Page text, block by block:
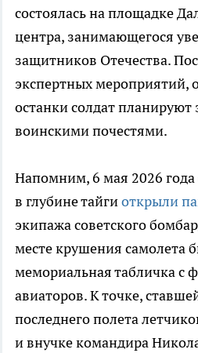
состоялась на площадке
центра, занимающегося
защитников Отечества.
экспертных мероприятий,
останки солдат планируют
воинскими почестями.
Напомним, 6 мая 2026
в глубине тайгиоткрыли
экипажа советского
месте крушения самолета
мемориальная табличка с
авиаторов. К точке,
последнего полета
и внучке командира